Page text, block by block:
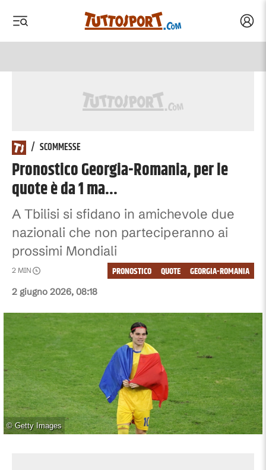
/ SCOMMESSE
Pronostico Georgia-Romania, per le
quote è da 1 ma...
A Tbilisi si sfidano in amichevole due
nazionali che non parteciperanno ai
prossimi Mondiali
2 giugno 2026, 08:18
2 MIN GEORGIA-ROMANIA
QUOTE
PRONOSTICO
©Getty Images